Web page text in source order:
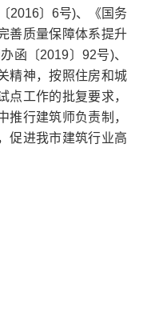
2016〕6号)、《国务
善质量保障体系提升
函〔2019〕92号)、
精神，按照住房和城
点工作的批复要求，
推行建筑师负责制，
促进我市建筑行业高